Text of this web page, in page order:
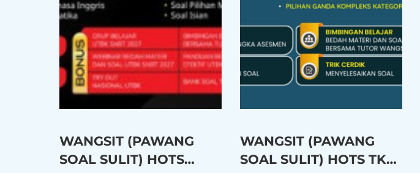
WANGSIT (PAWANG
SOAL SULIT) HOTS
WANGSIT (PAWANG
SOAL SULIT) HOTS TKA